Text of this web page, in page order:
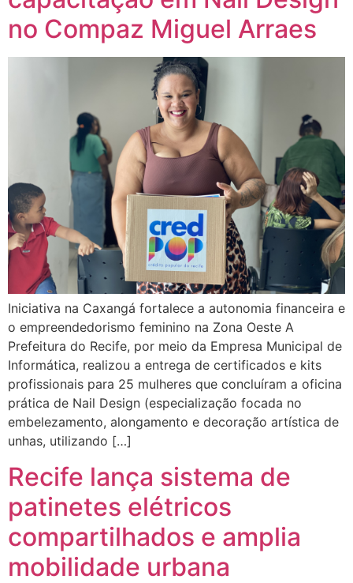
no Compaz Miguel Arraes
Iniciativa na Caxangá fortalece a autonomia financeira e
o empreendedorismo feminino na Zona Oeste A
Prefeitura do Recife, por meio da Empresa Municipal de
Informática, realizou a entrega de certificados e kits
profissionais para 25 mulheres que concluíram a oficina
prática de Nail Design (especialização focada no
embelezamento, alongamento e decoração artística de
unhas, utilizando […]
Recife lança sistema de
patinetes elétricos
compartilhados e amplia
mobilidade urbana